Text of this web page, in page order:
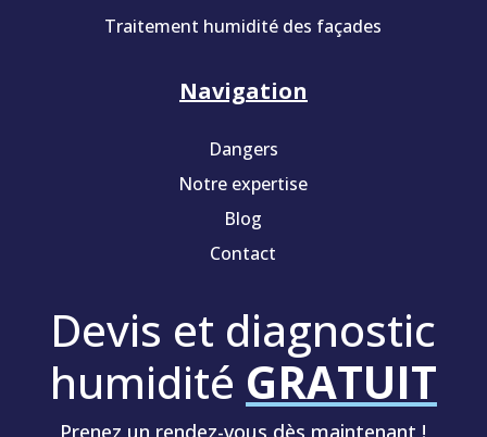
Traitement humidité des façades
Navigation
Dangers
Notre expertise
Blog
Contact
Devis et diagnostic
humidité GRATUIT
Prenez un rendez-vous dès maintenant !